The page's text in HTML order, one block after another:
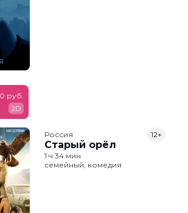
руб.
2D
Россия
Старый орёл
12+
1 ч 34 мин
семейный, комедия